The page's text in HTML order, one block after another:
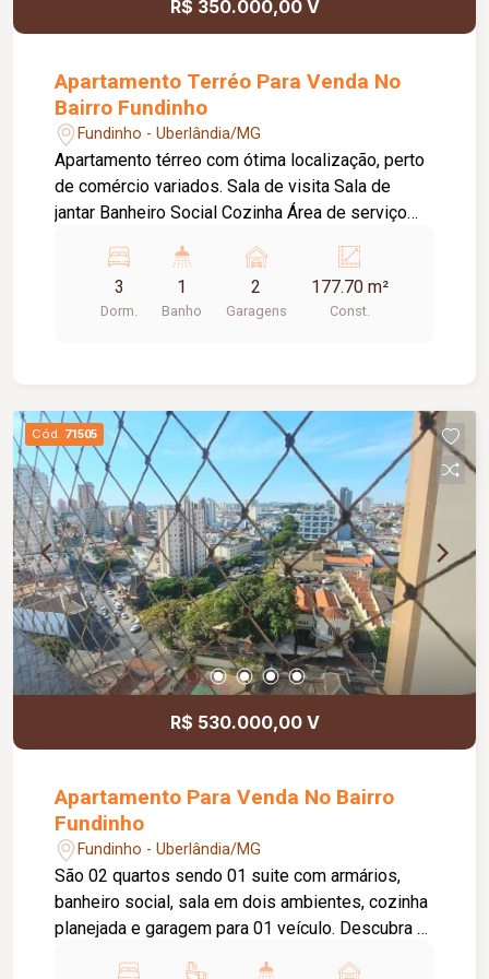
reservado com churrasqueira. Tudo isso em um
aqueles que buscam o melhor em qualidade de
vida. Valor com permuta a negociar.
R$ 350.000,00 V
Apartamento Terréo Para Venda No
Bairro Fundinho
Fundinho - Uberlândia/MG
Apartamento térreo com ótima localização, perto
de comércio variados. Sala de visita Sala de
jantar Banheiro Social Cozinha Área de serviço
3
Dorm.
1
Banho
2
Garagens
177.70 m²
Const.
Cód. 71505
R$ 530.000,00 V
Apartamento Para Venda No Bairro
Fundinho
Fundinho - Uberlândia/MG
São 02 quartos sendo 01 suite com armários,
banheiro social, sala em dois ambientes, cozinha
planejada e garagem para 01 veículo. Descubra o